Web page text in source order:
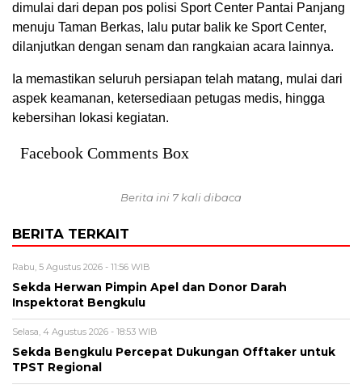
dimulai dari depan pos polisi Sport Center Pantai Panjang
menuju Taman Berkas, lalu putar balik ke Sport Center,
dilanjutkan dengan senam dan rangkaian acara lainnya.
Ia memastikan seluruh persiapan telah matang, mulai dari
aspek keamanan, ketersediaan petugas medis, hingga
kebersihan lokasi kegiatan.
Facebook Comments Box
Berita ini 7 kali dibaca
BERITA TERKAIT
Rabu, 5 Agustus 2026 - 11:56 WIB
Sekda Herwan Pimpin Apel dan Donor Darah
Inspektorat Bengkulu
Selasa, 4 Agustus 2026 - 18:53 WIB
Sekda Bengkulu Percepat Dukungan Offtaker untuk
TPST Regional